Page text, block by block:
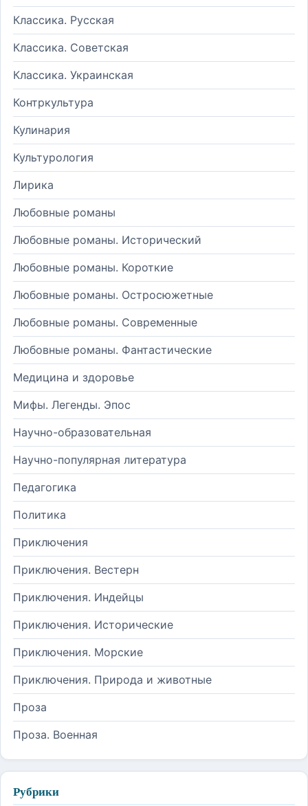
Классика. Русская
Классика. Советская
Классика. Украинская
Контркультура
Кулинария
Культурология
Лирика
Любовные романы
Любовные романы. Исторический
Любовные романы. Короткие
Любовные романы. Остросюжетные
Любовные романы. Современные
Любовные романы. Фантастические
Медицина и здоровье
Мифы. Легенды. Эпос
Научно-образовательная
Научно-популярная литература
Педагогика
Политика
Приключения
Приключения. Вестерн
Приключения. Индейцы
Приключения. Исторические
Приключения. Морские
Приключения. Природа и животные
Проза
Проза. Военная
Рубрики